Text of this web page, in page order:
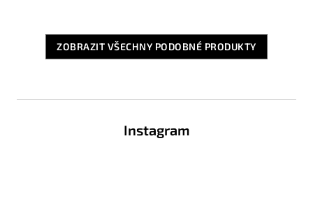
ZOBRAZIT VŠECHNY PODOBNÉ PRODUKTY
Instagram